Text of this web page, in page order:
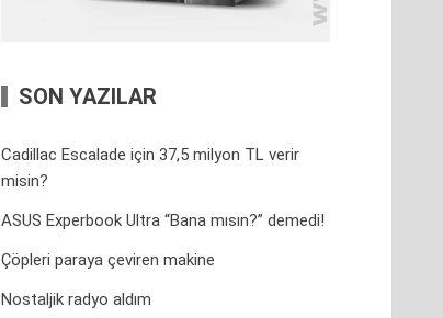
SON YAZILAR
Cadillac Escalade için 37,5 milyon TL verir
misin?
ASUS Experbook Ultra “Bana mısın?” demedi!
Çöpleri paraya çeviren makine
Nostaljik radyo aldım